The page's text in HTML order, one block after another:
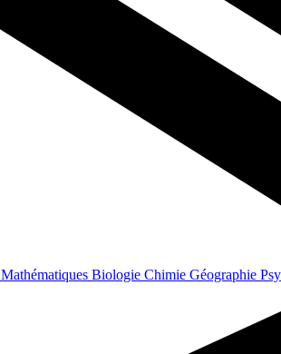
Mathématiques Biologie Chimie Géographie